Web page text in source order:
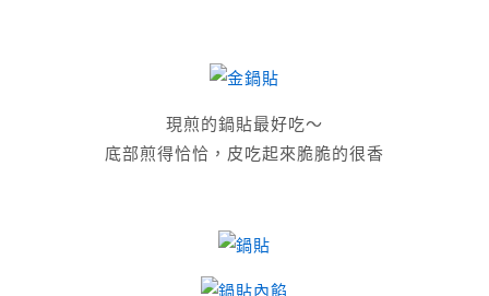
現煎的鍋貼最好吃～
底部煎得恰恰，皮吃起來脆脆的很香